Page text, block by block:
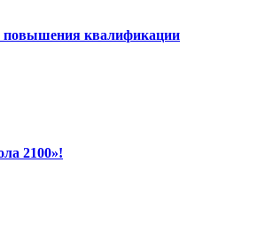
повышения квалификации
2100»!